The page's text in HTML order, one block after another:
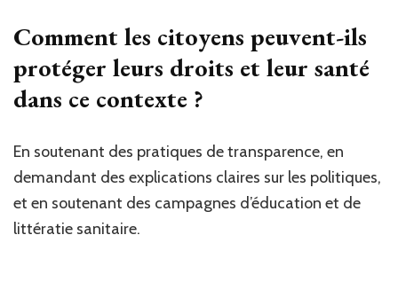
Comment les citoyens peuvent-ils
protéger leurs droits et leur santé
dans ce contexte ?
En soutenant des pratiques de transparence, en
demandant des explications claires sur les politiques,
et en soutenant des campagnes d’éducation et de
littératie sanitaire.